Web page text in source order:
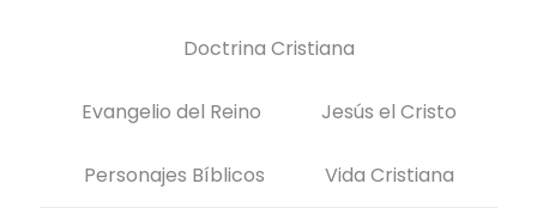
Doctrina Cristiana
Evangelio del Reino Jesús el Cristo
Personajes Bíblicos Vida Cristiana